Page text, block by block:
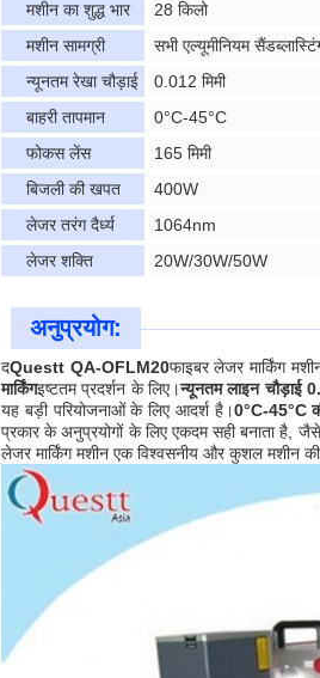
मशीन का शुद्ध भार
28 किलो
मशीन सामग्री
सभी एल्यूमीनियम
न्यूनतम रेखा चौड़ाई
0.012 मिमी
बाहरी तापमान
0°C-45°C
फोकस लेंस
165 मिमी
बिजली की खपत
400W
लेजर तरंग दैर्ध्य
1064nm
लेजर शक्ति
20W/30W/50W
अनुप्रयोग:
दQuestt QA-OFLM20फाइबर लेजर मार्किंग
मार्किंगइष्टतम प्रदर्शन के लिए।न्यूनतम लाइन चौड़ाई
यह बड़ी परियोजनाओं के लिए आदर्श है।0°C-45°C
प्रकार के अनुप्रयोगों के लिए एकदम सही बनाता है,
लेजर मार्किंग मशीन एक विश्वसनीय और कुशल मशीन